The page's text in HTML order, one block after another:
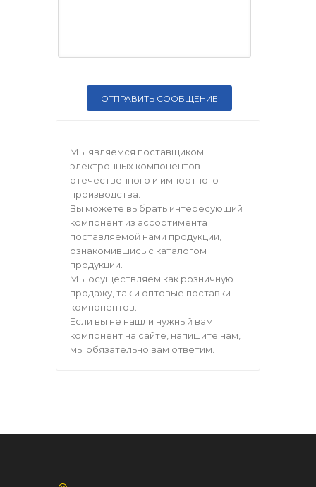
Мы являемся поставщиком
электронных компонентов
отечественного и импортного
производства.
Вы можете выбрать интересующий
компонент из ассортимента
поставляемой нами продукции,
ознакомившись с каталогом
продукции.
Мы осуществляем как розничную
продажу, так и оптовые поставки
компонентов.
Если вы не нашли нужный вам
компонент на сайте, напишите нам,
мы обязательно вам ответим.